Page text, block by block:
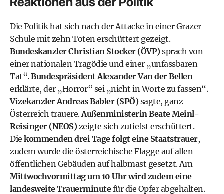
Die Politik hat sich nach der Attacke in einer Grazer
Schule mit zehn Toten erschüttert gezeigt.
Bundeskanzler Christian Stocker (ÖVP)sprach von
einer nationalen Tragödie und einer „unfassbaren
Tat“.Bundespräsident Alexander Van der Bellen
erklärte, der „Horror“ sei „nicht in Worte zu fassen“.
Vizekanzler Andreas Babler (SPÖ)sagte, ganz
Österreich trauere.Außenministerin Beate Meinl-
Reisinger (NEOS)zeigte sich zutiefst erschüttert.
Die kommenden drei Tage folgt eine Staatstrauer,
zudem wurde die österreichische Flagge auf allen
öffentlichen Gebäuden auf halbmast gesetzt. Am
Mittwochvormittag um 10 Uhr wird zudem eine
landesweite Trauerminutefür die Opfer abgehalten.